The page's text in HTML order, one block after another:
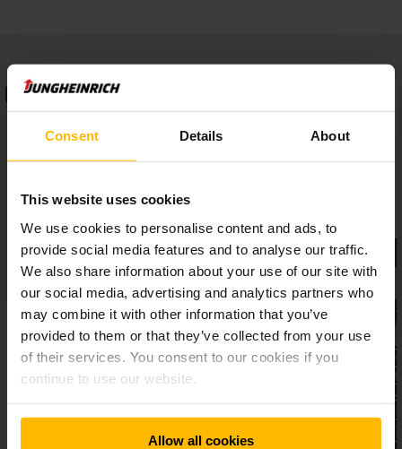
Consent Details About
This website uses cookies
We use cookies to personalise content and ads, to
provide social media features and to analyse our traffic.
We also share information about your use of our site with
our social media, advertising and analytics partners who
may combine it with other information that you’ve
provided to them or that they’ve collected from your use
of their services. You consent to our cookies if you
continue to use our website.
Allow all cookies